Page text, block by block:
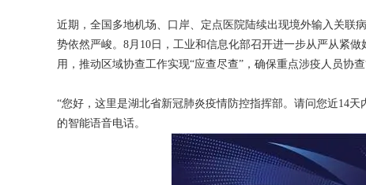
近期，全国多地机场、口岸、定点医院陆续出现境外输入关联
势依然严峻。8月10日，工业和信息化部召开进一步从严从紧
用，推动区域协查工作实现“应查尽查”，确保重点涉疫人员协查
“您好，这里是湖北省新冠肺炎疫情防控指挥部。请问您近14
的智能语音电话。